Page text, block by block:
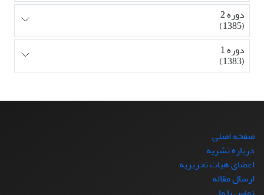
دوره 2
(1385)
دوره 1
(1383)
صفحه اصلی
درباره نشریه
اعضای هیات تحریریه
ارسال مقاله